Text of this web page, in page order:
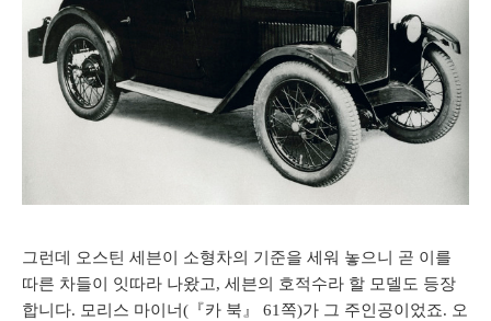
그런데 오스틴 세븐이 소형차의 기준을 세워 놓으니 곧 이를
따른 차들이 잇따라 나왔고, 세븐의 호적수라 할 모델도 등장
합니다. 모리스 마이너(『카 북』 61쪽)가 그 주인공이었죠. 오